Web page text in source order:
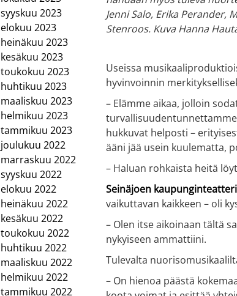
syyskuu 2023
elokuu 2023
heinäkuu 2023
kesäkuu 2023
toukokuu 2023
huhtikuu 2023
maaliskuu 2023
helmikuu 2023
tammikuu 2023
joulukuu 2022
marraskuu 2022
syyskuu 2022
elokuu 2022
heinäkuu 2022
kesäkuu 2022
toukokuu 2022
huhtikuu 2022
maaliskuu 2022
helmikuu 2022
tammikuu 2022
Jenni Salo, Erika Perander,
Stenroos. Kuva Hanna
Useissa
hyvinvoinnin
– Elämme aikaa, jolloin
hukkuvat helposti –
ääni jää usein kuulematta,
– Haluan rohkaista heitä
Seinäjoen
vaikuttavan kaikkeen – oli
– Olen itse aikoinaan tältä
nykyiseen ammattiini.
Tulevalta
– On hienoa päästä